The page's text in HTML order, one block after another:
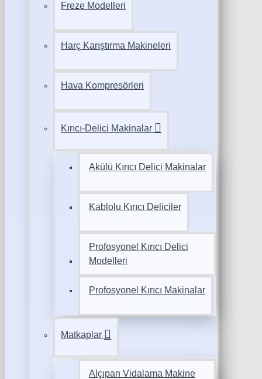
Freze Modelleri
Harç Karıştırma Makineleri
Hava Kompresörleri
Kırıcı-Delici Makinalar
Akülü Kırıcı Delici Makinalar
Kablolu Kırıcı Deliciler
Profosyonel Kırıcı Delici
Modelleri
Profosyonel Kırıcı Makinalar
Matkaplar
Alçıpan Vidalama Makine